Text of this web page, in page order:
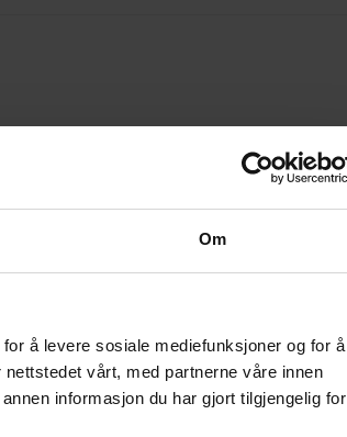
Om
å levere sosiale mediefunksjoner og for å
vårt, med partnerne våre innen
informasjon du har gjort tilgjengelig for